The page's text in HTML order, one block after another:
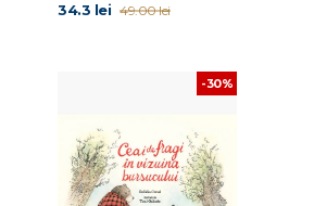
34.3 lei 49.00 lei
-30%